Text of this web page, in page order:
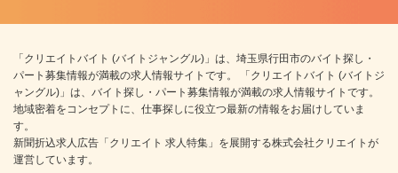
「クリエイトバイト (バイトジャングル)」は、埼玉県行田市のバイト探し・
パート募集情報が満載の求人情報サイトです。 「クリエイトバイト (バイトジ
ャングル)」は、バイト探し・パート募集情報が満載の求人情報サイトです。
地域密着をコンセプトに、仕事探しに役立つ最新の情報をお届けしていま
す。
新聞折込求人広告「クリエイト 求人特集」を展開する株式会社クリエイトが
運営しています。